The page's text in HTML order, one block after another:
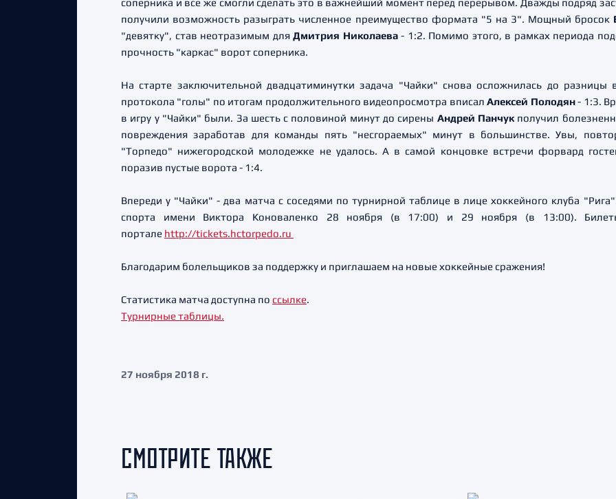
соперника и все же смогли сделать это в важнейший момент перед перерывом. Дважды подряд
получили возможность разыграть численное преимущество формата "5 на 3". Мощный бросок
"девятку", став неотразимым дляДмитрия Николаева- 1:2. Помимо этого, в рамках периода
прочность "каркас" ворот соперника.
На старте заключительной двадцатиминутки задача "Чайки" снова осложнилась до
протокола "голы" по итогам продолжительного видеопросмотра вписалАлексей Полодян- 1:3.
в игру у "Чайки" были. За шесть с половиной минут до сирены Андрей Панчукполучил
повреждения заработав для команды пять "несгораемых" минут в большинстве. Увы,
"Торпедо" нижегородской молодежке не удалось. А в самой концовке встречи форвард
поразив пустые ворота - 1:4.
Впереди у "Чайки" - два матча с соседями по турнирной таблице в лице хоккейного клуба
спорта имени Виктора Коноваленко 28 ноября (в 17:00) и 29 ноября (в 13:00).
портале http://tickets.hctorpedo.ru
Благодарим болельщиков за поддержку и приглашаем на новые хоккейные сражения!
Статистика матча доступна по ссылке.
Турнирные таблицы.
27 ноября 2018 г.
СМОТРИТЕ ТАКЖЕ